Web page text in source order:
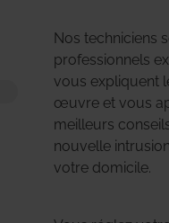
Nos techniciens
professionnels
vous expliquent
œuvre et vous
meilleurs
nouvelle
votre domicile.